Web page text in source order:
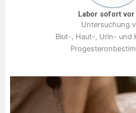
Labor sofort vor
Untersuchung
Blut-, Haut-, Urin- und